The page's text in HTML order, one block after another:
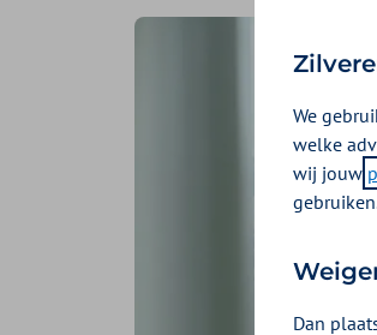
We
welke
wij jouw
Dan